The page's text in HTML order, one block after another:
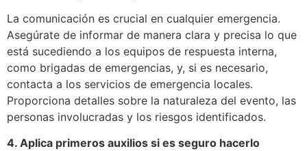
La comunicación es crucial en cualquier emergencia.
Asegúrate de informar de manera clara y precisa lo que
está sucediendo a los equipos de respuesta interna,
como brigadas de emergencias, y, si es necesario,
contacta a los servicios de emergencia locales.
Proporciona detalles sobre la naturaleza del evento, las
personas involucradas y los riesgos identificados.
4. Aplica primeros auxilios si es seguro hacerlo